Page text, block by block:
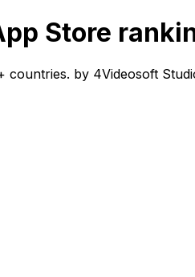
Store
by 4Videosoft